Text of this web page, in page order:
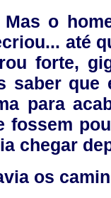
homem
até
forte,
saber que
para
fossem
chegar
os